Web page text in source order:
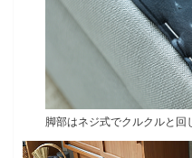
脚部はネジ式でクルクルと回